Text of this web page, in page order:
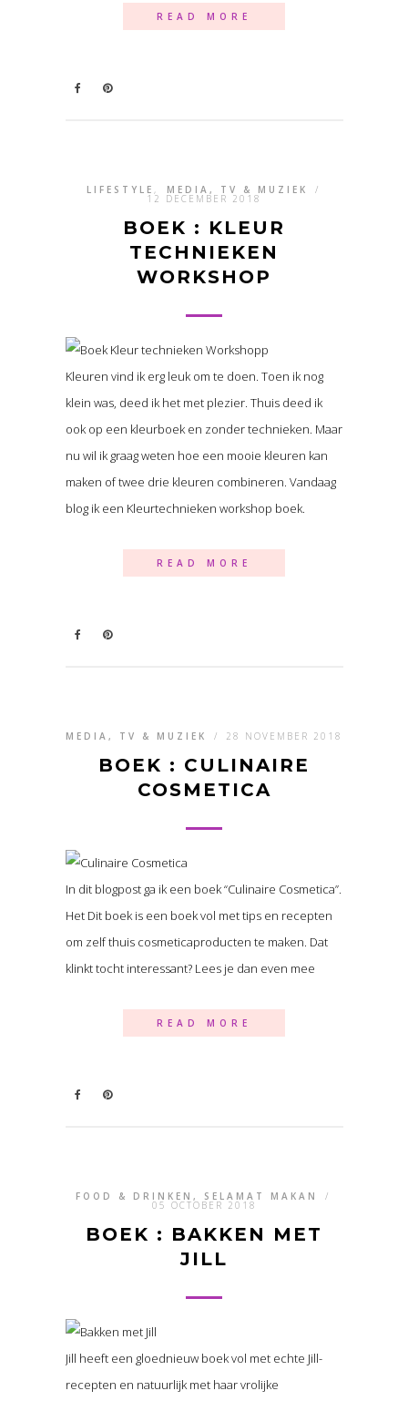
READ MORE
LIFESTYLE , MEDIA, TV & MUZIEK /
12 DECEMBER 2018
BOEK : KLEUR
TECHNIEKEN
WORKSHOP
Kleuren vind ik erg leuk om te doen. Toen ik nog
klein was, deed ik het met plezier. Thuis deed ik
ook op een kleurboek en zonder technieken. Maar
nu wil ik graag weten hoe een mooie kleuren kan
maken of twee drie kleuren combineren. Vandaag
blog ik een Kleurtechnieken workshop boek.
READ MORE
MEDIA, TV & MUZIEK / 28 NOVEMBER 2018
BOEK : CULINAIRE
COSMETICA
In dit blogpost ga ik een boek “Culinaire Cosmetica”.
Het Dit boek is een boek vol met tips en recepten
om zelf thuis cosmeticaproducten te maken. Dat
klinkt tocht interessant? Lees je dan even mee
READ MORE
FOOD & DRINKEN, SELAMAT MAKAN /
05 OCTOBER 2018
BOEK : BAKKEN MET
JILL
Jill heeft een gloednieuw boek vol met echte Jill-
recepten en natuurlijk met haar vrolijke